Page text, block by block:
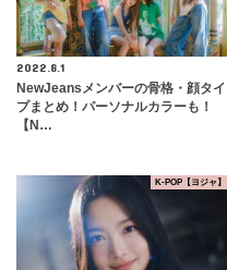
2022.8.1
NewJeansメンバーの骨格・顔タイ
プまとめ！パーソナルカラーも！
【N…
K-POP【ヨジャ】